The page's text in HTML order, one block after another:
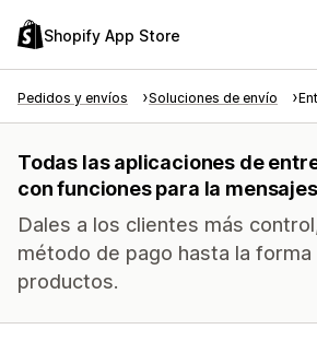
Shopify App Store
Pedidos y envíos Soluciones de envío
Todas las aplicaciones de
con funciones para la
Dales a los clientes más
método de pago hasta la
productos.